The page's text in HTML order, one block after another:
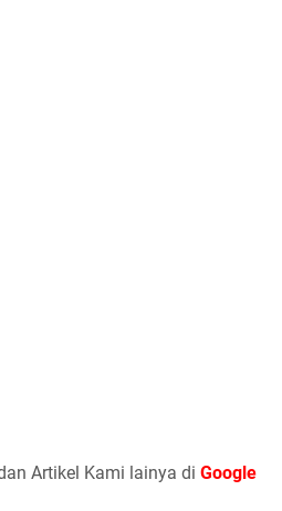
Artikel Kami lainya di Google